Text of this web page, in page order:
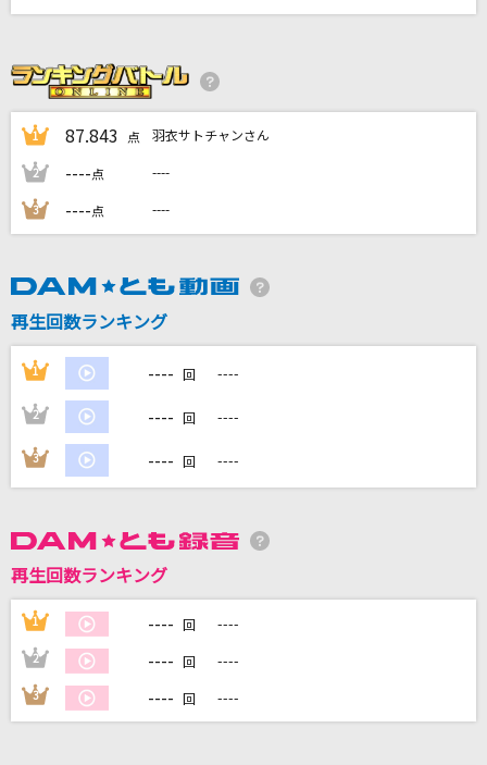
SMAP
恋心
相川七瀬
もっと見る
DAMの新曲・ランキングなど
カラオケをもっと楽しもう！
自宅でカラオケ歌い放題！
1 87.843 点 羽衣サトチャンさん
2 ----点 ----
3 ----点 ----
再生回数ランキング
1 ---- 回 ----
2 ---- 回 ----
3 ---- 回 ----
再生回数ランキング
1 ---- 回 ----
2 ---- 回 ----
3 ---- 回 ----